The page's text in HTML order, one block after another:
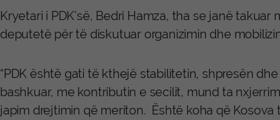
Kryetari i PDK’së, Bedri Hamza, tha se janë
deputetë për të diskutuar organizimin dhe
“PDK është gati të kthejë stabilitetin, shpresën
bashkuar, me kontributin e secilit, mund ta
japim drejtimin që meriton. Është koha që